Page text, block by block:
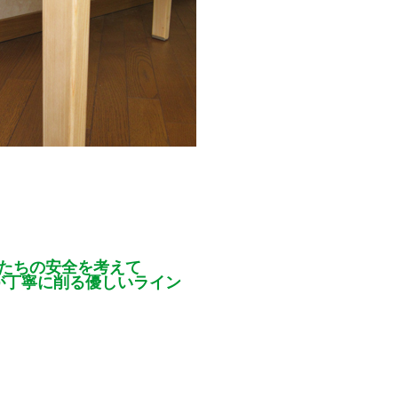
ちの安全を考えて
丁寧に削る優しいライン